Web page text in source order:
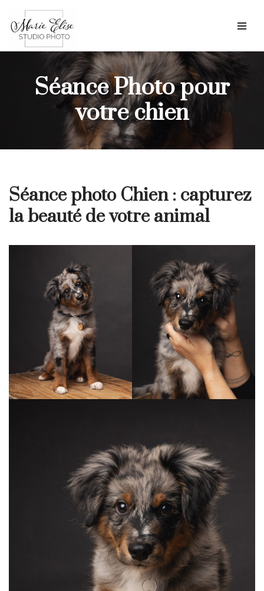
Aller
au
Séance Photo pour
votre chien
Séance photo Chien : capturez
la beauté de votre animal